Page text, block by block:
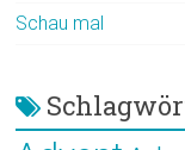
Schau mal